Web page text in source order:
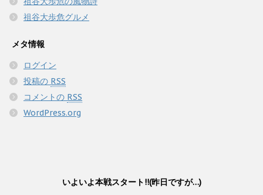
祖谷大歩危グルメ
メタ情報
ログイン
投稿の RSS
コメントの RSS
WordPress.org
いよいよ本戦スタート!!(昨日ですが…)